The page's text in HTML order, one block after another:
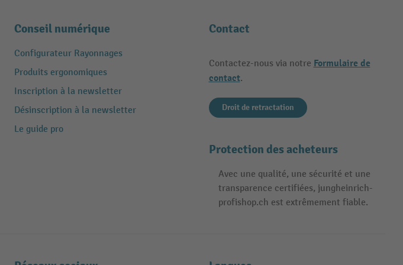
Conseil numérique
Configurateur Rayonnages
Produits ergonomiques
Inscription à la newsletter
Désinscription à la newsletter
Le guide pro
Contact
Contactez-nous via notre Formulaire de
contact.
Droit de retractation
Protection des acheteurs
Avec une qualité, une sécurité et une
transparence certifiées, jungheinrich-
profishop.ch est extrêmement fiable.